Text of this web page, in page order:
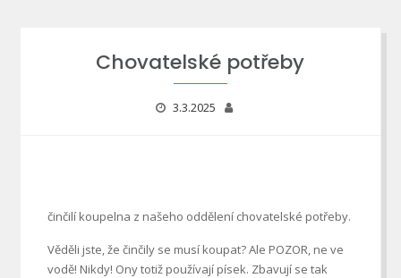
Chovatelské potřeby
3.3.2025
činčilí koupelna z našeho oddělení chovatelské potřeby.
Věděli jste, že činčily se musí koupat? Ale POZOR, ne ve
vodě! Nikdy! Ony totiž používají písek. Zbavují se tak